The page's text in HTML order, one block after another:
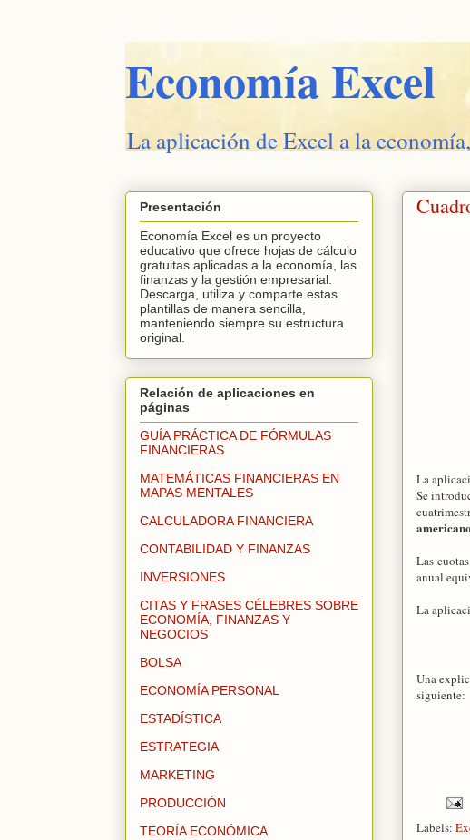
Economía Excel
La aplicación de Excel a la
La
Se
Las
anual
La
Una
siguiente:
Labels:
Presentación
Economía Excel es un proyecto
educativo que ofrece hojas de cálculo
gratuitas aplicadas a la economía, las
finanzas y la gestión empresarial.
Descarga, utiliza y comparte estas
plantillas de manera sencilla,
manteniendo siempre su estructura
original.
Relación de aplicaciones en
páginas
GUÍA PRÁCTICA DE FÓRMULAS
FINANCIERAS
MATEMÁTICAS FINANCIERAS EN
MAPAS MENTALES
CALCULADORA FINANCIERA
CONTABILIDAD Y FINANZAS
INVERSIONES
CITAS Y FRASES CÉLEBRES SOBRE
ECONOMÍA, FINANZAS Y
NEGOCIOS
BOLSA
ECONOMÍA PERSONAL
ESTADÍSTICA
ESTRATEGIA
MARKETING
PRODUCCIÓN
TEORÍA ECONÓMICA